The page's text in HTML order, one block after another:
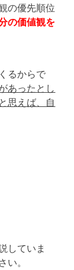
の優先順位
の価値観を
るからで
あったとし
思えば、自
していま
い。